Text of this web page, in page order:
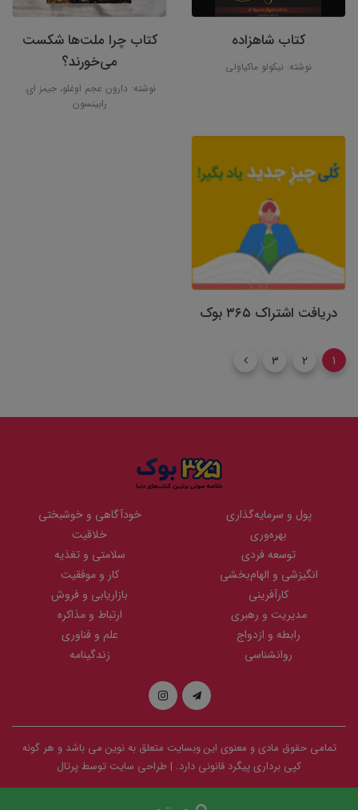
کتاب شاهزاده
نوشته: نیکولو ماکیاولی
کتاب چرا ملت‌ها شکست
می‌خورند؟
نوشته: دارون عجم اوغلو، جیمز ای.
رابینسون
دریافت اشتراک ۳۶۵ بوک
1
2
3
پول و سرمایه‌گذاری
خودآگاهی و خوشبختی
بهره‌وری
خلاقیت
توسعه فردی
سلامتی و تغذیه
انگیزشی و الهام‌بخشی
کار و موفقیت
کارآفرینی
بازاریابی و فروش
مدیریت و رهبری
ارتباط و مذاکره
رابطه و ازدواج
علم و فناوری
روانشناسی
زندگینامه
تمامی حقوق مادی و معنوی این وبسایت متعلق بهنوین می باشد و هر گونه
کپی برداری پیگرد قانونی دارد. | طراحی سایت توسطپرتال